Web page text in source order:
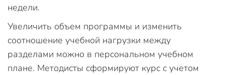
недели.
Увеличить объем программы и изменить
соотношение учебной нагрузки между
разделами можно в персональном учебном
плане. Методисты сформируют курс с учетом